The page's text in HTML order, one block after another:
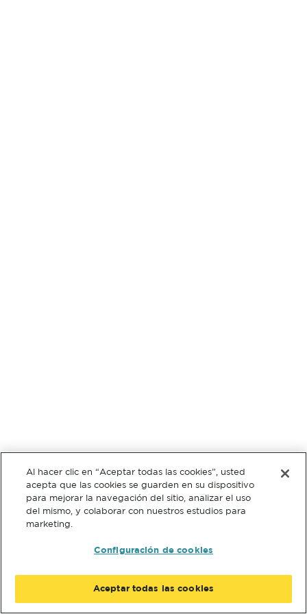
Al hacer clic en “Aceptar todas las cookies”, usted
acepta que las cookies se guarden en su dispositivo
para mejorar la navegación del sitio, analizar el uso
del mismo, y colaborar con nuestros estudios para
marketing.
Configuración de cookies
Aceptar todas las cookies